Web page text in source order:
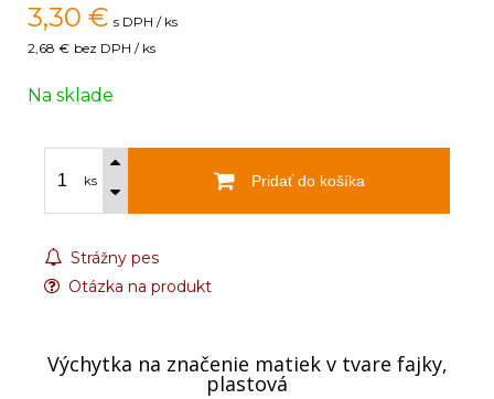
3,30 € s DPH / ks
2,68 € bez DPH / ks
Na sklade
ks Pridať do košíka
Strážny pes
Otázka na produkt
Výchytka na značenie matiek v tvare fajky,
plastová